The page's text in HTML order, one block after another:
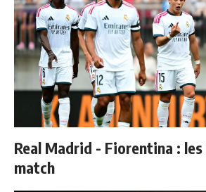
Real Madrid - Fiorentina :
match